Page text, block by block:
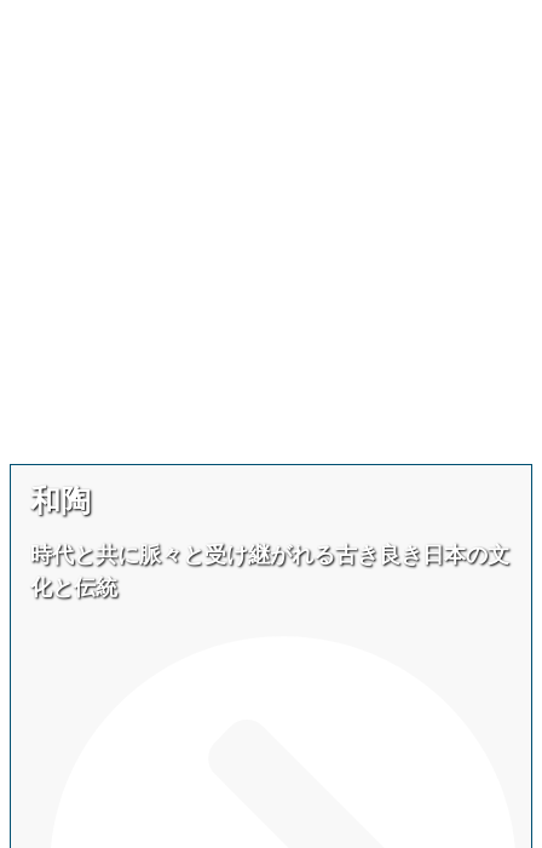
和陶
時代と共に脈々と受け継がれる古き良き日本の文
化と伝統